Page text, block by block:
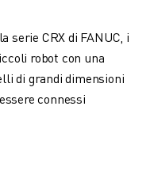
serie CRX di FANUC, i
robot con una
di grandi dimensioni
connessi